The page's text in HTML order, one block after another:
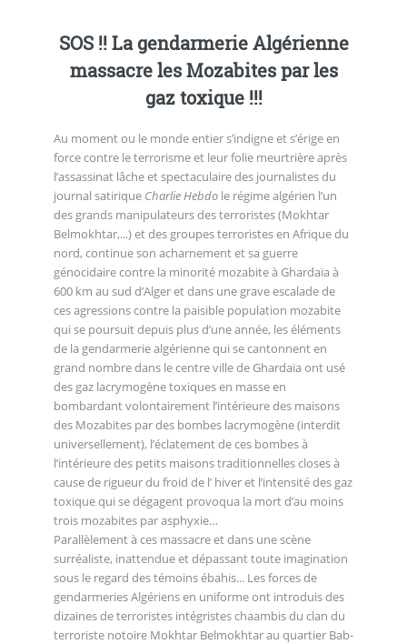
SOS !! La gendarmerie Algérienne
massacre les Mozabites par les
gaz toxique !!!
Au moment ou le monde entier s’indigne et s’érige en
force contre le terrorisme et leur folie meurtrière après
l’assassinat lâche et spectaculaire des journalistes du
journal satirique Charlie Hebdole régime algérien l’un
des grands manipulateurs des terroristes (Mokhtar
Belmokhtar,...) et des groupes terroristes en Afrique du
nord, continue son acharnement et sa guerre
génocidaire contre la minorité mozabite à Ghardaïa à
600 km au sud d’Alger et dans une grave escalade de
ces agressions contre la paisible population mozabite
qui se poursuit depuis plus d’une année, les éléments
de la gendarmerie algérienne qui se cantonnent en
grand nombre dans le centre ville de Ghardaïa ont usé
des gaz lacrymogène toxiques en masse en
bombardant volontairement l’intérieure des maisons
des Mozabites par des bombes lacrymogène (interdit
universellement), l’éclatement de ces bombes à
l’intérieure des petits maisons traditionnelles closes à
cause de rigueur du froid de l’ hiver et l’intensité des gaz
toxique qui se dégagent provoqua la mort d’au moins
trois mozabites par asphyxie…
Parallèlement à ces massacre et dans une scène
surréaliste, inattendue et dépassant toute imagination
sous le regard des témoins ébahis... Les forces de
gendarmeries Algériens en uniforme ont introduis des
dizaines de terroristes intégristes chaambis du clan du
terroriste notoire Mokhtar Belmokhtar au quartier Bab-